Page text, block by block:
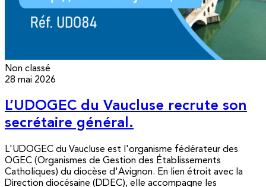
Non classé
28 mai 2026
L’UDOGEC du Vaucluse recrute son
secrétaire général.
L'UDOGEC du Vaucluse est l'organisme fédérateur des
OGEC (Organismes de Gestion des Établissements
Catholiques) du diocèse d'Avignon. En lien étroit avec la
Direction diocésaine (DDEC), elle accompagne les